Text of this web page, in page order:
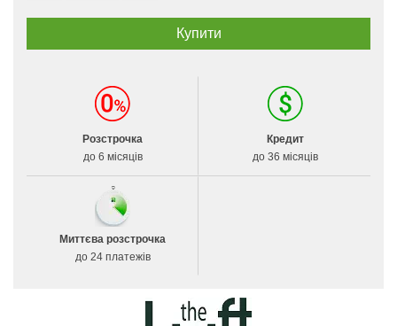
Розстрочка
до 6 місяців
Кредит
до 36 місяців
Миттєва розстрочка
до 24 платежів